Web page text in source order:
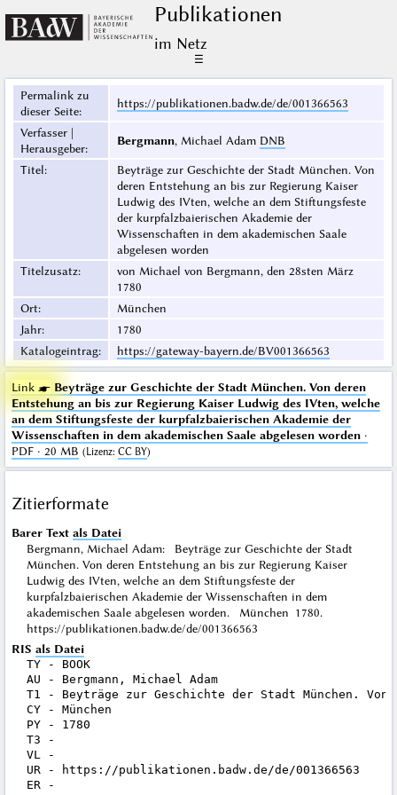
Publikationen
im Netz
☰
Permalink zu
dieser Seite:
https://publikationen.badw.de/de/001366563
Verfasser |
Herausgeber:
Bergmann, Michael Adam DNB
Titel:
Beyträge zur Geschichte der Stadt München. Von
deren Entstehung an bis zur Regierung Kaiser
Ludwig des IVten, welche an dem Stiftungsfeste
der kurpfalzbaierischen Akademie der
Wissenschaften in dem akademischen Saale
abgelesen worden
Titelzusatz:
von Michael von Bergmann, den 28sten März
1780
Ort:
München
Jahr:
1780
Katalogeintrag: https://gateway-bayern.de/BV001366563
Link ☛ Beyträge zur Geschichte der Stadt München. Von deren
Entstehung an bis zur Regierung Kaiser Ludwig des IVten, welche
an dem Stiftungsfeste der kurpfalzbaierischen Akademie der
Wissenschaften in dem akademischen Saale abgelesen worden·
PDF · 20 MB (Lizenz: CC BY)
Zitierformate
Barer Text als Datei
Bergmann, Michael Adam: Beyträge zur Geschichte der Stadt
München. Von deren Entstehung an bis zur Regierung Kaiser
Ludwig des IVten, welche an dem Stiftungsfeste der
kurpfalzbaierischen Akademie der Wissenschaften in dem
akademischen Saale abgelesen worden. München 1780.
https://publikationen.badw.de/de/001366563
RIS als Datei
TY - BOOK
AU - Bergmann, Michael Adam
T1 - Beyträge zur Geschichte der Stadt München.
CY - München
PY - 1780
T3 -
VL -
UR - https://publikationen.badw.de/de/001366563